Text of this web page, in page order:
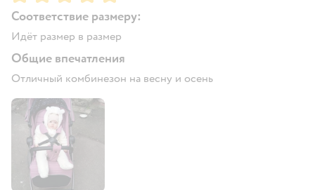
Соответствие размеру:
Идёт размер в размер
Общие впечатления
Отличный комбинезон на весну и осень